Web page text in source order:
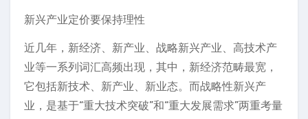
新兴产业定价要保持理性
近几年，新经济、新产业、战略新兴产业、高技术产
业等一系列词汇高频出现，其中，新经济范畴最宽，
它包括新技术、新产业、新业态。而战略性新兴产
业，是基于“重大技术突破”和“重大发展需求”两重考量